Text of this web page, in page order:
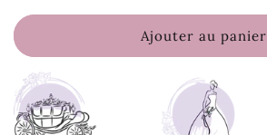
Ajouter au panier